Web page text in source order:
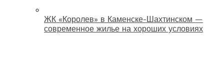
ЖК «Королев» в Каменске-Шахтинском —
современное жилье на хороших условиях